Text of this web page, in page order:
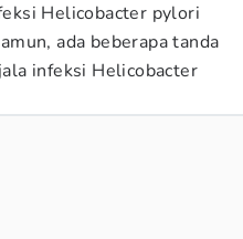
Helicobacter pylori
ada beberapa tanda
infeksi Helicobacter